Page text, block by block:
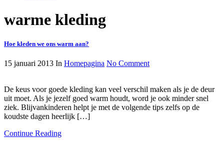
warme kleding
Hoe kleden we ons warm aan?
15 januari 2013 In Homepagina No Comment
De keus voor goede kleding kan veel verschil maken als je de deur
uit moet. Als je jezelf goed warm houdt, word je ook minder snel
ziek. Blijvankinderen helpt je met de volgende tips zelfs op de
koudste dagen heerlijk […]
Continue Reading